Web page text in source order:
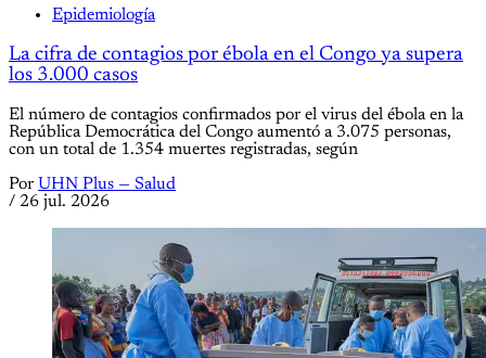
Epidemiología
La cifra de contagios por ébola en el Congo ya supera
los 3.000 casos
El número de contagios confirmados por el virus del ébola en la
República Democrática del Congo aumentó a 3.075 personas,
con un total de 1.354 muertes registradas, según
Por UHN Plus — Salud
/ 26 jul. 2026